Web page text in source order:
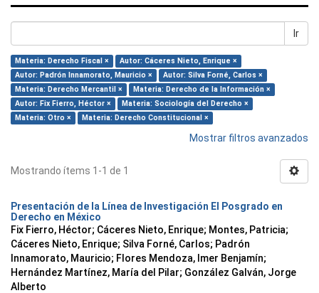
Ir
Materia: Derecho Fiscal ×
Autor: Cáceres Nieto, Enrique ×
Autor: Padrón Innamorato, Mauricio ×
Autor: Silva Forné, Carlos ×
Materia: Derecho Mercantil ×
Materia: Derecho de la Información ×
Autor: Fix Fierro, Héctor ×
Materia: Sociología del Derecho ×
Materia: Otro ×
Materia: Derecho Constitucional ×
Mostrar filtros avanzados
Mostrando ítems 1-1 de 1
Presentación de la Línea de Investigación El Posgrado en
Derecho en México
Fix Fierro, Héctor; Cáceres Nieto, Enrique; Montes, Patricia;
Cáceres Nieto, Enrique; Silva Forné, Carlos; Padrón
Innamorato, Mauricio; Flores Mendoza, Imer Benjamín;
Hernández Martínez, María del Pilar; González Galván, Jorge
Alberto